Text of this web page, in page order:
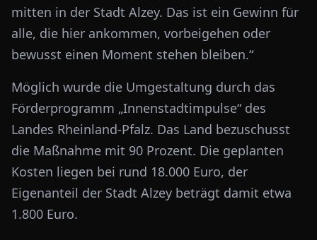
mitten in der Stadt Alzey. Das ist ein Gewinn für
alle, die hier ankommen, vorbeigehen oder
bewusst einen Moment stehen bleiben.“
Möglich wurde die Umgestaltung durch das
Förderprogramm „Innenstadtimpulse“ des
Landes Rheinland-Pfalz. Das Land bezuschusst
die Maßnahme mit 90 Prozent. Die geplanten
Kosten liegen bei rund 18.000 Euro, der
Eigenanteil der Stadt Alzey beträgt damit etwa
1.800 Euro.